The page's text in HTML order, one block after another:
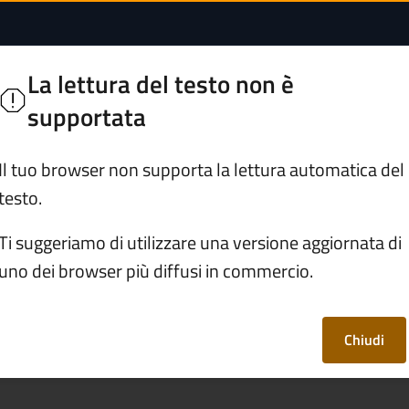
storica: come
Servizi Vivere Artogne
e tempo libero
storica: come
più antichi
La lettura del testo non è
supportata
Il tuo browser non supporta la lettura automatica del
suggeriamo di utilizzare una versione aggiornata di
uno dei browser più diffusi in commercio.
Chiudi